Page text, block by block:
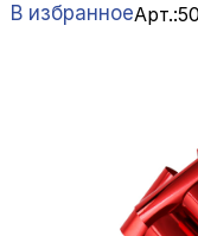
В избранноеАрт.: